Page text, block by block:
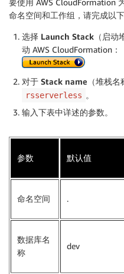
命名空间和工作组，请完成以下
选择 Launch Stack （启
动 AWS CloudFormation：
对于 Stack name （堆栈
rsserverless 。
输入下表中详述的参数。
参数 默认值
命名空间 .
数据库名
称
dev